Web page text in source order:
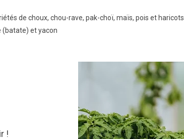
de choux, chou-rave, pak-choï, maïs, pois et haricots
(batate) et yacon
!